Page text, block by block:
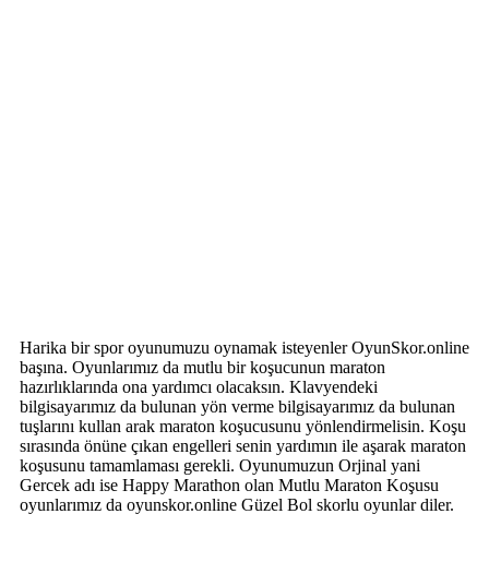
Harika bir spor oyunumuzu oynamak isteyenler OyunSkor.online
başına. Oyunlarımız da mutlu bir koşucunun maraton
hazırlıklarında ona yardımcı olacaksın. Klavyendeki
bilgisayarımız da bulunan yön verme bilgisayarımız da bulunan
tuşlarını kullan arak maraton koşucusunu yönlendirmelisin. Koşu
sırasında önüne çıkan engelleri senin yardımın ile aşarak maraton
koşusunu tamamlaması gerekli. Oyunumuzun Orjinal yani
Gercek adı ise Happy Marathon olan Mutlu Maraton Koşusu
oyunlarımız da oyunskor.online Güzel Bol skorlu oyunlar diler.